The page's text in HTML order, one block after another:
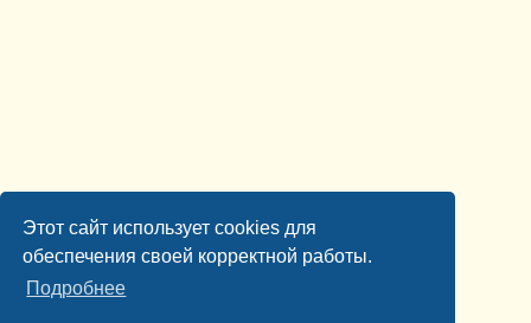
Этот сайт использует cookies для
обеспечения своей корректной работы.
Подробнее